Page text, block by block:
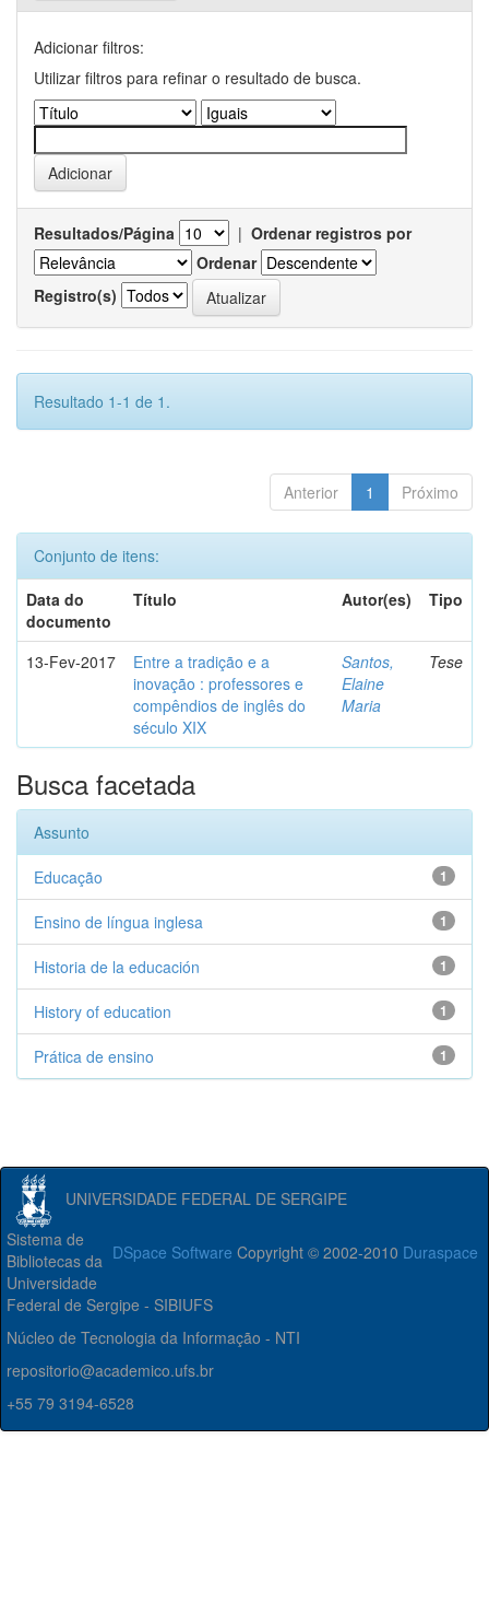
Adicionar filtros:
Utilizar filtros para refinar o resultado de busca.
Resultados/Página | Ordenar registros por
Ordenar
Registro(s)
Resultado 1-1 de 1.
Anterior 1 Próximo
Conjunto de itens:
Data do
documento
Título Autor(es) Tipo
13-Fev-2017
Entre a tradição e a
inovação : professores e
compêndios de inglês do
século XIX
Santos,
Elaine
Maria
Tese
Busca facetada
Assunto
1
Educação
1
Ensino de língua inglesa
1
Historia de la educación
1
History of education
1
Prática de ensino
UNIVERSIDADE FEDERAL DE SERGIPE
DSpace Software Copyright © 2002-2010 Duraspace
Sistema de
Bibliotecas da
Universidade
Federal de Sergipe - SIBIUFS
Núcleo de Tecnologia da Informação - NTI
repositorio@academico.ufs.br
+55 79 3194-6528